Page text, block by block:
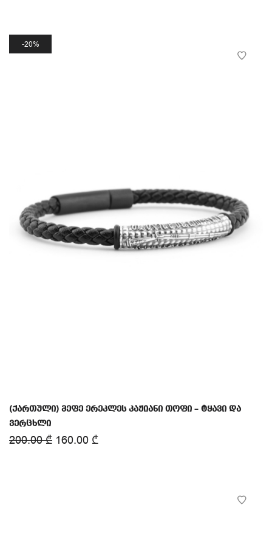
20%
(ქართული) მეფე ერეკლეს კაჟიანი თოფი – ტყავი და
ვერცხლი
200.00₾ 160.00 ₾